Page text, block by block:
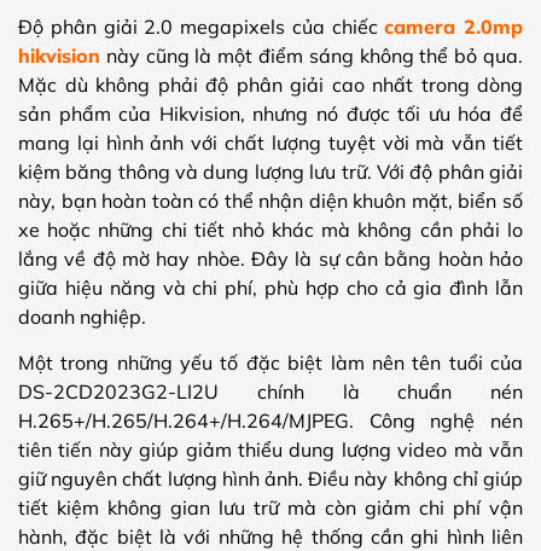
Độ phân giải 2.0 megapixels của chiếccamera 2.0mp
hikvision này cũng là một điểm sáng không thể bỏ qua.
Mặc dù không phải độ phân giải cao nhất trong dòng
sản phẩm của Hikvision, nhưng nó được tối ưu hóa để
mang lại hình ảnh với chất lượng tuyệt vời mà vẫn tiết
kiệm băng thông và dung lượng lưu trữ. Với độ phân giải
này, bạn hoàn toàn có thể nhận diện khuôn mặt, biển số
xe hoặc những chi tiết nhỏ khác mà không cần phải lo
lắng về độ mờ hay nhòe. Đây là sự cân bằng hoàn hảo
giữa hiệu năng và chi phí, phù hợp cho cả gia đình lẫn
doanh nghiệp.
Một trong những yếu tố đặc biệt làm nên tên tuổi của
DS-2CD2023G2-LI2U chính là chuẩn nén
H.265+/H.265/H.264+/H.264/MJPEG. Công nghệ nén
tiên tiến này giúp giảm thiểu dung lượng video mà vẫn
giữ nguyên chất lượng hình ảnh. Điều này không chỉ giúp
tiết kiệm không gian lưu trữ mà còn giảm chi phí vận
hành, đặc biệt là với những hệ thống cần ghi hình liên